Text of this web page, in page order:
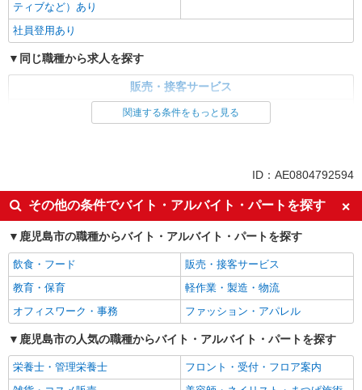
ティブなど）あり
社員登用あり
同じ職種から求人を探す
販売・接客サービス
英語が活かせる
ボーナス・賞与あり
日払い
車通勤OK
交通費支給
社会保険あり
社員登用あり
関連する条件をもっと見る
ID：AE0804792594
その他の条件でバイト・アルバイト・パートを探す
鹿児島市の職種からバイト・アルバイト・パートを探す
飲食・フード
販売・接客サービス
教育・保育
軽作業・製造・物流
オフィスワーク・事務
ファッション・アパレル
鹿児島市の人気の職種からバイト・アルバイト・パートを探す
栄養士・管理栄養士
フロント・受付・フロア案内